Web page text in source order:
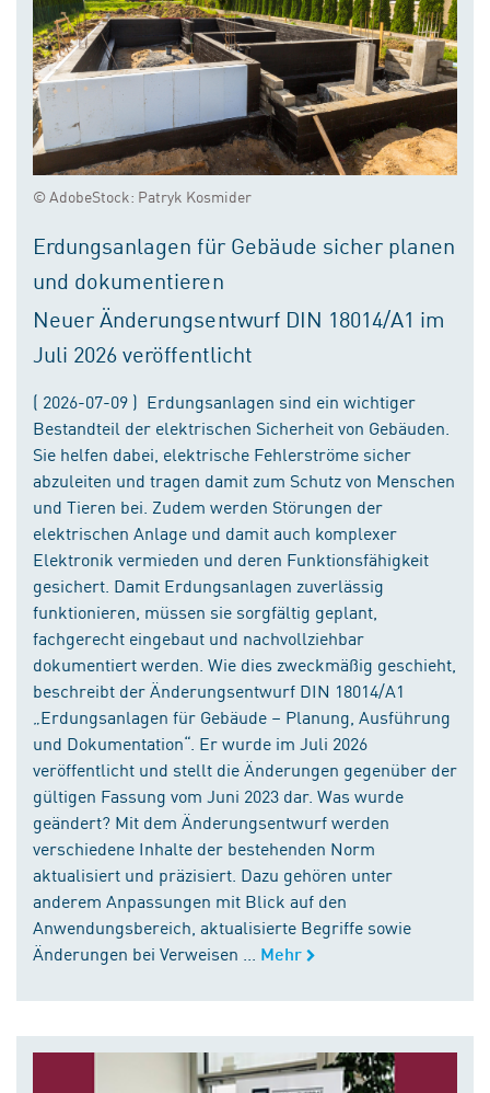
© AdobeStock: Patryk Kosmider
Erdungsanlagen für Gebäude sicher planen
und dokumentieren
Neuer Änderungsentwurf DIN 18014/A1 im
Juli 2026 veröffentlicht
( 2026-07-09 ) Erdungsanlagen sind ein wichtiger
Bestandteil der elektrischen Sicherheit von Gebäuden.
Sie helfen dabei, elektrische Fehlerströme sicher
abzuleiten und tragen damit zum Schutz von Menschen
und Tieren bei. Zudem werden Störungen der
elektrischen Anlage und damit auch komplexer
Elektronik vermieden und deren Funktionsfähigkeit
gesichert. Damit Erdungsanlagen zuverlässig
funktionieren, müssen sie sorgfältig geplant,
fachgerecht eingebaut und nachvollziehbar
dokumentiert werden. Wie dies zweckmäßig geschieht,
beschreibt der Änderungsentwurf DIN 18014/A1
„Erdungsanlagen für Gebäude – Planung, Ausführung
und Dokumentation“. Er wurde im Juli 2026
veröffentlicht und stellt die Änderungen gegenüber der
gültigen Fassung vom Juni 2023 dar. Was wurde
geändert? Mit dem Änderungsentwurf werden
verschiedene Inhalte der bestehenden Norm
aktualisiert und präzisiert. Dazu gehören unter
anderem Anpassungen mit Blick auf den
Anwendungsbereich, aktualisierte Begriffe sowie
Änderungen bei Verweisen ...
Mehr